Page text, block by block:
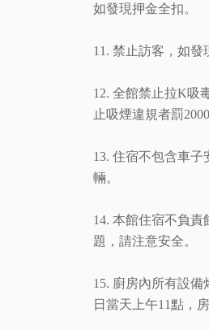
如發現押金全扣。
11. 禁止訪客，如發
12. 全館禁止拉K吸
止吸煙違規者罰
13. 住宿不包含車
輛。
14. 本館住宿不負責
題，請注意安全。
15. 廚房內所有設
日當天上午11點，